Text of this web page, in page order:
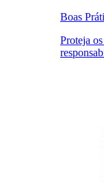
Boas
Proteja